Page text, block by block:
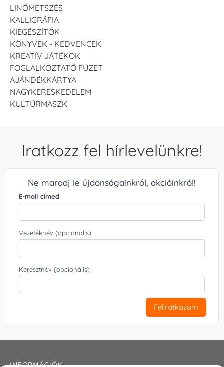
LINÓMETSZÉS
KALLIGRÁFIA
KIEGÉSZÍTŐK
KÖNYVEK - KEDVENCEK
KREATÍV JÁTÉKOK
FOGLALKOZTATÓ FÜZET
AJÁNDÉKKÁRTYA
NAGYKERESKEDELEM
KULTÚRMASZK
Iratkozz fel hírlevelünkre!
Ne maradj le újdonságainkról, akcióinkról!
E-mail címed
Vezetéknév (opcionális)
Keresztnév (opcionális)
Feliratkozom
INFORMÁCIÓK